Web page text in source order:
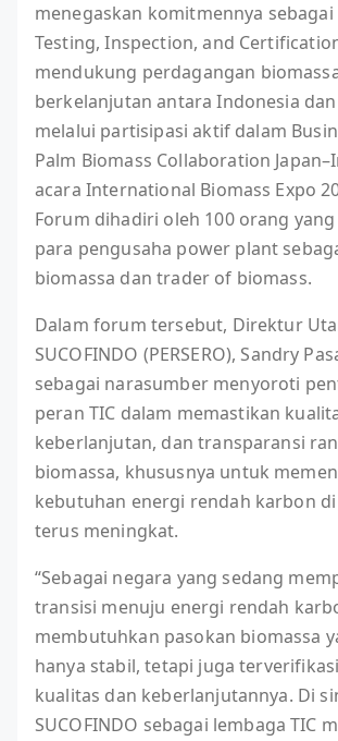
menegaskan komitmennya
Testing, Inspection, and
mendukung perdagangan
berkelanjutan antara Indonesia dan
melalui partisipasi aktif dalam
Palm Biomass Collaboration
acara International Biomass Expo
Forum dihadiri oleh 100 orang
para pengusaha power plant
biomassa dan trader of biomass.
Dalam forum tersebut, Direktur
SUCOFINDO (PERSERO), Sandry
sebagai narasumber menyoroti
peran TIC dalam memastikan
keberlanjutan, dan transparansi
biomassa, khususnya untuk
kebutuhan energi rendah karbon di
terus meningkat.
“Sebagai negara yang sedang
transisi menuju energi rendah
membutuhkan pasokan biomassa
hanya stabil, tetapi juga
kualitas dan keberlanjutannya. Di
SUCOFINDO sebagai lembaga TIC